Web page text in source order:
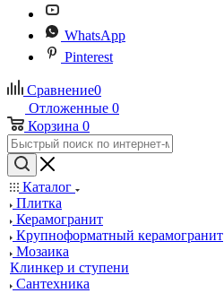
WhatsApp
Pinterest
Сравнение0
Отложенные 0
Корзина 0
Каталог
Плитка
Керамогранит
Крупноформатный керамогранит
Мозаика
Клинкер и ступени
Сантехника